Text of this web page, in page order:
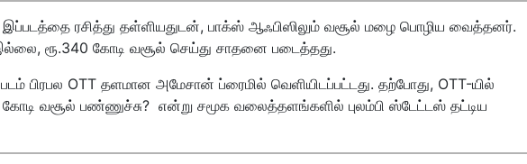
இப்படத்தை ரசித்து தள்ளியதுடன், பாக்ஸ் ஆஃபிஸிலும் வசூல் மழை பொழிய வைத்தனர்.
ரூ.340 கோடி வசூல் செய்து சாதனை படைத்தது.
பிரபல OTT தளமான அமேசான் ப்ரைமில் வெளியிடப்பட்டது. தற்போது, OTT-யில்
கோடி வசூல் பண்ணுச்சு? என்று சமூக வலைத்தளங்களில் புலம்பி ஸ்டேட்டஸ் தட்டிய